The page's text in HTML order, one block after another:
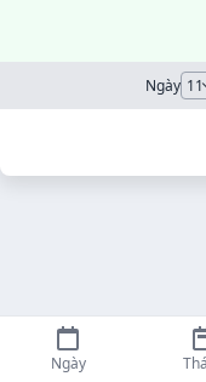
Ngày
Ngày